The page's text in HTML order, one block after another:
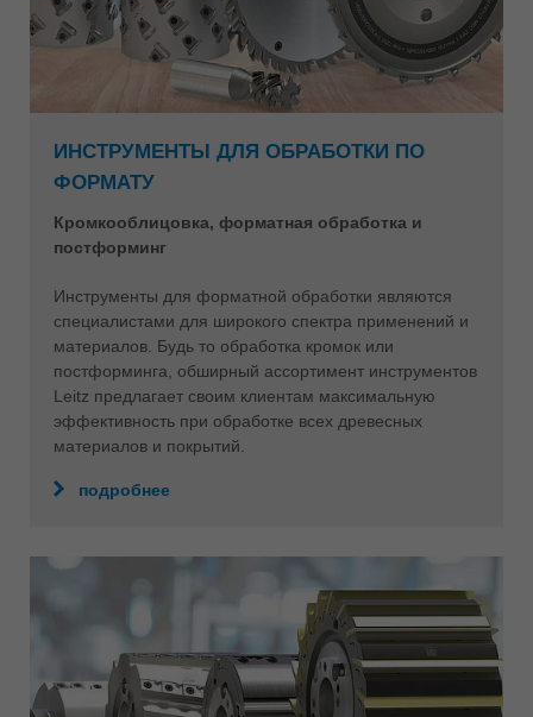
ИНСТРУМЕНТЫ ДЛЯ ОБРАБОТКИ ПО
ФОРМАТУ
Кромкооблицовка, форматная обработка и
постформинг
Инструменты для форматной обработки являются
специалистами для широкого спектра применений и
материалов. Будь то обработка кромок или
постформинга, обширный ассортимент инструментов
Leitz предлагает своим клиентам максимальную
эффективность при обработке всех древесных
материалов и покрытий.
подробнее